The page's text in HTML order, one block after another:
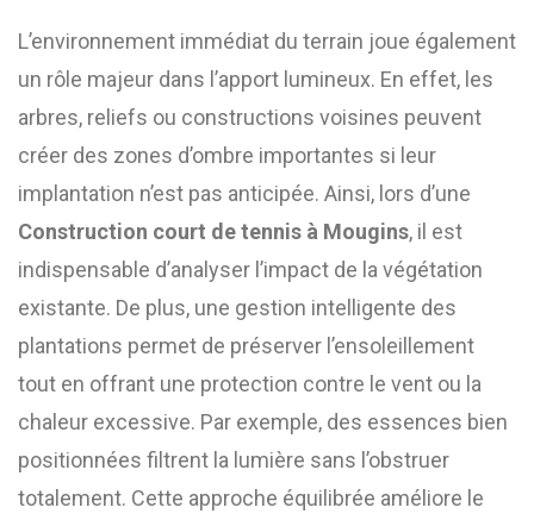
L’environnement immédiat du terrain joue également
un rôle majeur dans l’apport lumineux. En effet, les
arbres, reliefs ou constructions voisines peuvent
créer des zones d’ombre importantes si leur
implantation n’est pas anticipée. Ainsi, lors d’une
Construction court de tennis à Mougins, il est
indispensable d’analyser l’impact de la végétation
existante. De plus, une gestion intelligente des
plantations permet de préserver l’ensoleillement
tout en offrant une protection contre le vent ou la
chaleur excessive. Par exemple, des essences bien
positionnées filtrent la lumière sans l’obstruer
totalement. Cette approche équilibrée améliore le